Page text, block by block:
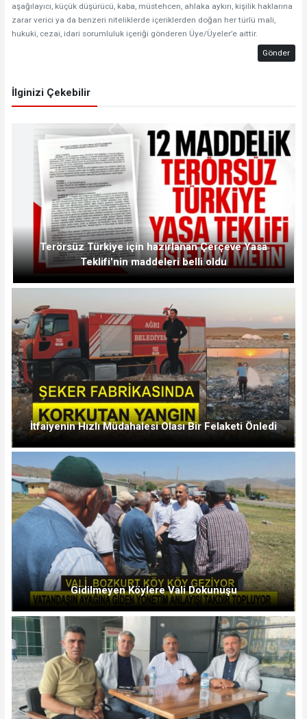
aşağılayıcı, küçük düşürücü, kaba, müstehcen, ahlaka aykırı, kişilik haklarına
zarar verici ya da benzeri niteliklerde içeriklerden doğan her türlü mali,
hukuki, cezai, idari sorumluluk içeriği gönderen Üye/Üyeler’e aittir.
Gönder
İlginizi Çekebilir
Terörsüz Türkiye için hazırlanan Çerçeve Yasa
Teklifi'nin maddeleri belli oldu
İtfaiyenin Hızlı Müdahalesi Olası Bir Felaketi Önledi
Gidilmeyen Köylere Vali Dokunuşu